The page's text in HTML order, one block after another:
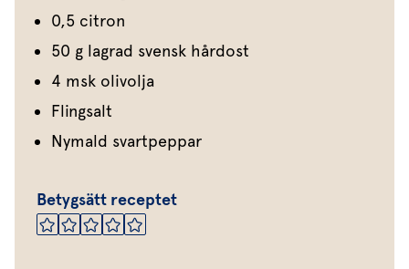
0,5 citron
50 g lagrad svensk hårdost
4 msk olivolja
Flingsalt
Nymald svartpeppar
Betygsätt receptet